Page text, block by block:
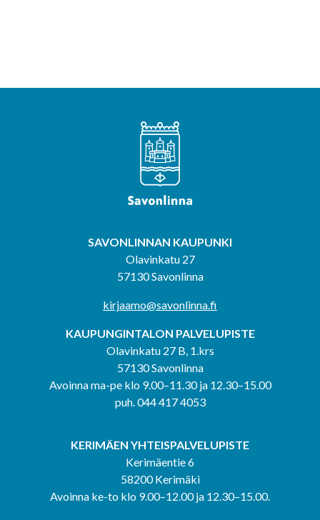
SAVONLINNAN KAUPUNKI
Olavinkatu 27
57130 Savonlinna
kirjaamo@savonlinna.fi
KAUPUNGINTALON PALVELUPISTE
Olavinkatu 27 B, 1.krs
57130 Savonlinna
Avoinna ma-pe klo 9.00–11.30 ja 12.30–15.00
puh. 044 417 4053
KERIMÄEN YHTEISPALVELUPISTE
Kerimäentie 6
58200 Kerimäki
Avoinna ke-to klo 9.00–12.00 ja 12.30–15.00.